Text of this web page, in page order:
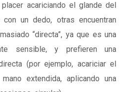
acariciando el glande del
un dedo, otras encuentran
“directa”, ya que es una
sensible, y prefieren una
(por ejemplo, acariciar el
extendida, aplicando una